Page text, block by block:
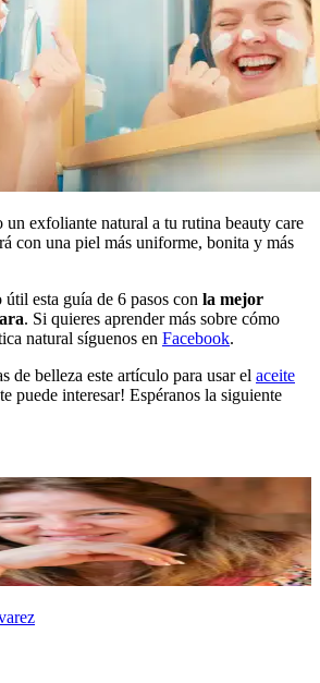
un exfoliante natural a tu rutina beauty care
con una piel más uniforme, bonita y más
esta guía de 6 pasos con la mejor
. Si quieres aprender más sobre cómo
natural síguenos en Facebook.
de belleza este artículo para usar el aceite
puede interesar! Espéranos la siguiente